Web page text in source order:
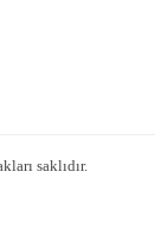
saklıdır.